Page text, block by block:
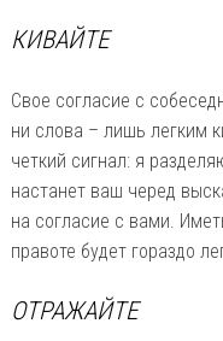
КИВАЙТЕ
Свое согласие с
ни слова – лишь легким
четкий сигнал: я
настанет ваш черед
на согласие с вами.
правоте будет гораздо
ОТРАЖАЙТЕ